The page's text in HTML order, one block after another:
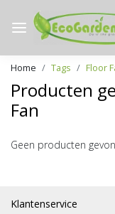
Home Tags Floor
Producten
Fan
Geen producten
Klantenservice